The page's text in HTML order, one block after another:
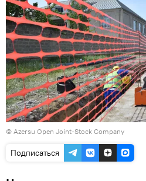
© Azersu Open Joint-Stock Company
Подписаться